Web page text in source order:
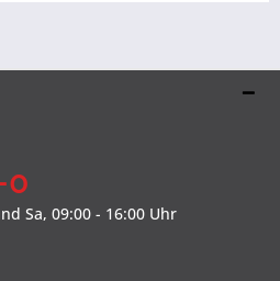
0
Sa, 09:00 - 16:00 Uhr